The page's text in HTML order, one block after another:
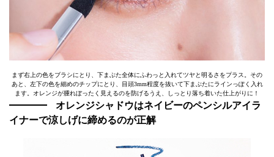
まず右上の色をブラシにとり、下まぶた全体にふわっと入れてツヤと明るさをプラス。その
あと、左下の色を細めのチップにとり、目頭3mm程度を抜いて下まぶたにラインっぽく入れ
ます。オレンジが腫れぼったく見えるのを防げるうえ、しっとり落ち着いた仕上がりに！
オレンジシャドウはネイビーのペンシルアイラ
イナーで涼しげに締めるのが正解